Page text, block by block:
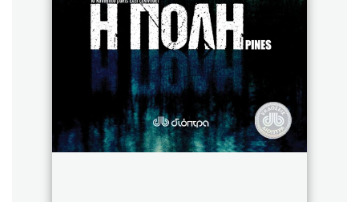
Sebastian Fitzek
Playlist